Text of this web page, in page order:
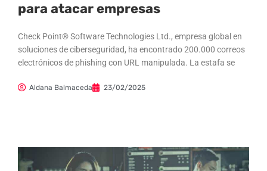
para atacar empresas
Check Point® Software Technologies Ltd., empresa global en
soluciones de ciberseguridad, ha encontrado 200.000 correos
electrónicos de phishing con URL manipulada. La estafa se
Aldana Balmaceda 23/02/2025